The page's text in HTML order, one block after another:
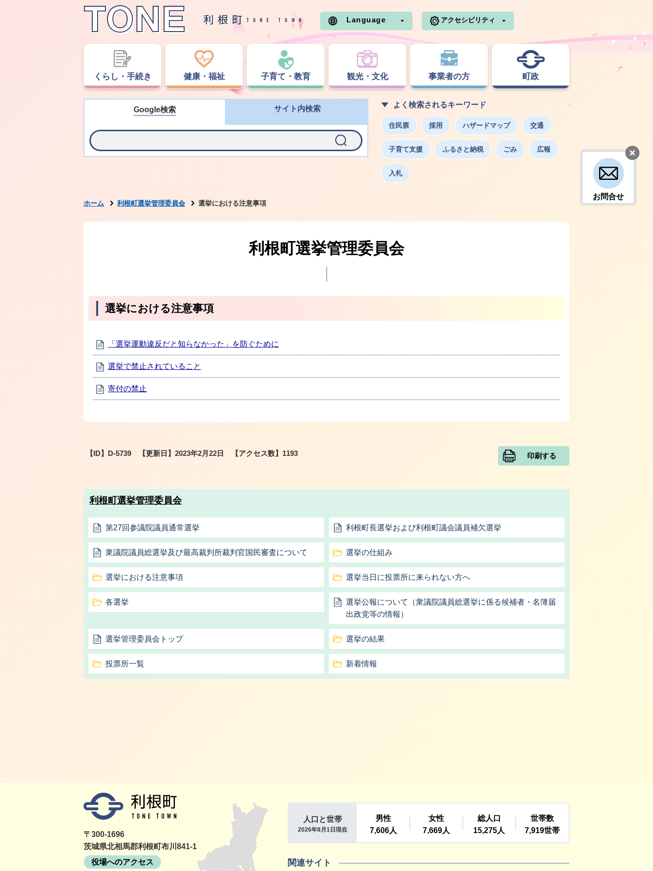
Language
アクセシビリティ
くらし・手続き 健康・福祉 子育て・教育 観光・文化 事業者の方 町政
Google検索 サイト内検索 よく検索されるキーワード
住民票 採用 ハザードマップ 交通
子育て支援 ふるさと納税 ごみ 広報
入札
お問合せ
ホーム 利根町選挙管理委員会 選挙における注意事項
利根町選挙管理委員会
選挙における注意事項
「選挙運動違反だと知らなかった」を防ぐために
選挙で禁止されていること
寄付の禁止
【ID】 D-5739 【更新日】 2023年2月22日 【アクセス数】 1193 印刷する
利根町選挙管理委員会
第27回参議院議員通常選挙 利根町長選挙および利根町議会議員補欠選挙
衆議院議員総選挙及び最高裁判所裁判官国民審査について 選挙の仕組み
選挙における注意事項 選挙当日に投票所に来られない方へ
各選挙
選挙公報について（衆議院議員総選挙に係る候補者・名簿届
出政党等の情報）
選挙管理委員会トップ 選挙の結果
投票所一覧 新着情報
〒300-1696
茨城県北相馬郡利根町布川841-1
役場へのアクセス
関連サイト